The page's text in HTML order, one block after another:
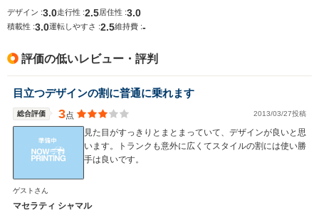
排気量
駆動方式
2789cc
FR
デザイン :3.0走行性 :2.5 居住性 :3.0
積載性 :3.0運転しやすさ :2.5維持費 :-
評価の低いレビュー・評判
目立つデザインの割に普通に乗れます
総合評価 3点 2013/03/27投稿
見た目がすっきりとまとまっていて、デザインが良いと思
います。トランクも意外に広くてスタイルの割には使い勝
手は良いです。
ゲストさん
マセラティ シャマル